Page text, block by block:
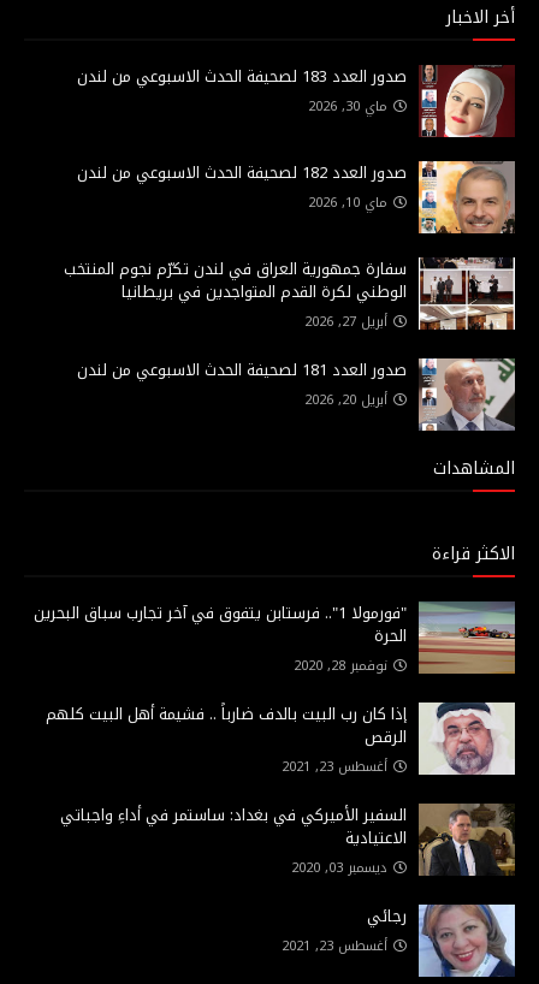
أخر الاخبار
صدور العدد 183 لصحيفة الحدث الاسبوعي من لندن
ماي 30, 2026
صدور العدد 182 لصحيفة الحدث الاسبوعي من لندن
ماي 10, 2026
سفارة جمهورية العراق في لندن تكرّم نجوم المنتخب
الوطني لكرة القدم المتواجدين في بريطانيا
أبريل 27, 2026
صدور العدد 181 لصحيفة الحدث الاسبوعي من لندن
أبريل 20, 2026
المشاهدات
الاكثر قراءة
"فورمولا 1".. فرستابن يتفوق في آخر تجارب سباق البحرين
الحرة
نوفمبر 28, 2020
إذا كان رب البيت بالدف ضارباً .. فشيمة أهل البيت كلهم
الرقص
أغسطس 23, 2021
السفير الأميركي في بغداد: ساستمر في أداءِ واجباتي
الاعتيادية
ديسمبر 03, 2020
رجائي
أغسطس 23, 2021